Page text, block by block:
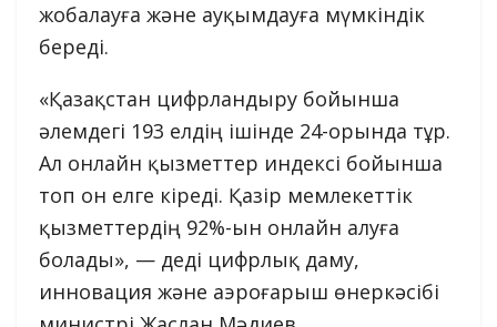
жобалауға және ауқымдауға мүмкіндік
береді.
«Қазақстан цифрландыру бойынша
әлемдегі 193 елдің ішінде 24-орында тұр.
Ал онлайн қызметтер индексі бойынша
топ он елге кіреді. Қазір мемлекеттік
қызметтердің 92%-ын онлайн алуға
болады», — деді цифрлық даму,
инновация және аэроғарыш өнеркәсібі